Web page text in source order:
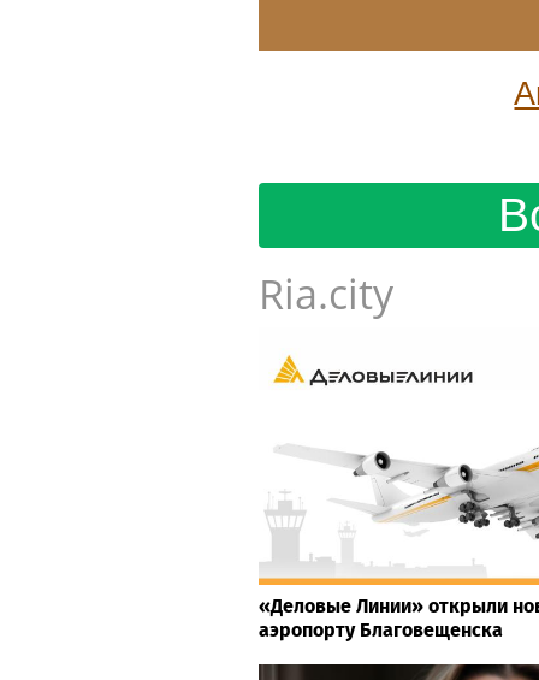
Ria.city
«Деловые Линии» открыли
аэропорту Благовещенска